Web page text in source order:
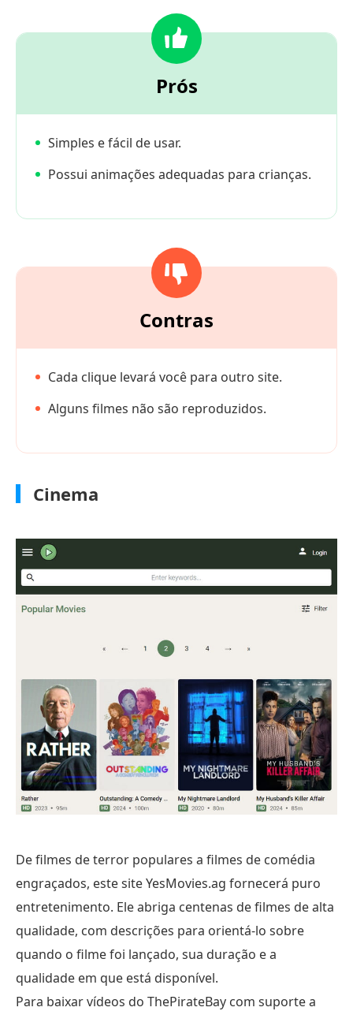
Prós
Simples e fácil de usar.
Possui animações adequadas para crianças.
Contras
Cada clique levará você para outro site.
Alguns filmes não são reproduzidos.
Cinema
De filmes de terror populares a filmes de comédia
engraçados, este site YesMovies.ag fornecerá puro
entretenimento. Ele abriga centenas de filmes de alta
qualidade, com descrições para orientá-lo sobre
quando o filme foi lançado, sua duração e a
qualidade em que está disponível.
Para baixar vídeos do ThePirateBay com suporte a